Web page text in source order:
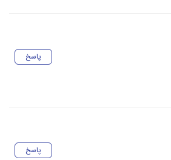
پاسخ
پاسخ